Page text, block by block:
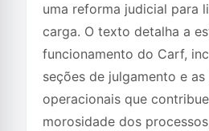
uma reforma judicial para
carga. O texto detalha a
funcionamento do Carf,
seções de julgamento e as
operacionais que
morosidade dos